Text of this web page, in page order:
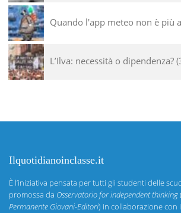
Quando l'app meteo non è più
L’Ilva: necessità o dipendenza?
Ilquotidianoinclasse.it
È l’iniziativa pensata per tutti gli studenti delle
promossa da Osservatorio for independent thinking
Permanente Giovani-Editori) in collaborazione con